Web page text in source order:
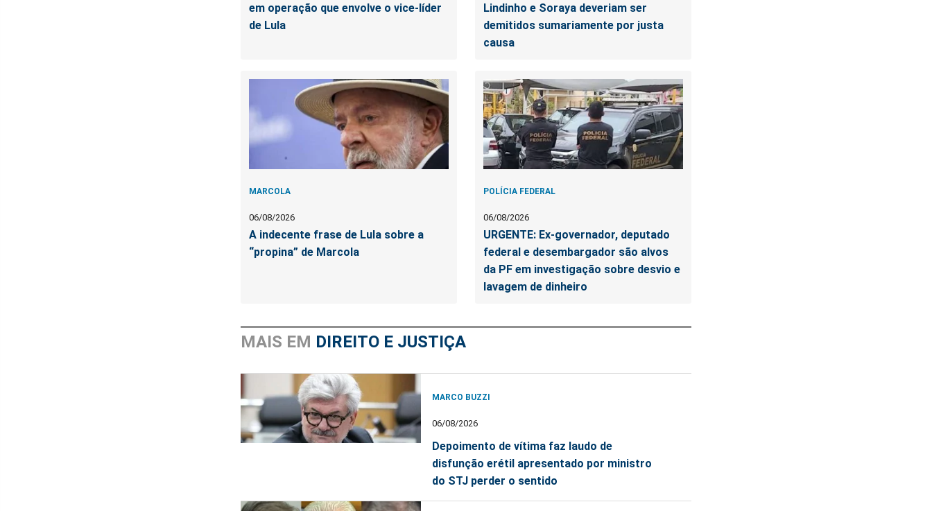
em operação que envolve o vice-líder
de Lula
Lindinho e Soraya deveriam ser
demitidos sumariamente por justa
causa
MARCOLA
06/08/2026
A indecente frase de Lula sobre a
“propina” de Marcola
POLÍCIA FEDERAL
06/08/2026
URGENTE: Ex-governador, deputado
federal e desembargador são alvos
da PF em investigação sobre desvio e
lavagem de dinheiro
MAIS EM DIREITO E JUSTIÇA
MARCO BUZZI
06/08/2026
Depoimento de vítima faz laudo de
disfunção erétil apresentado por ministro
do STJ perder o sentido